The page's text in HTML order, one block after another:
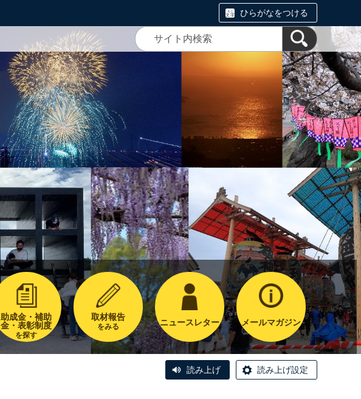
ひらがなをつける
助成金・補助
金・表彰制度
を探す
取材報告
をみる ニュースレター メールマガジン
読み上げ 読み上げ設定